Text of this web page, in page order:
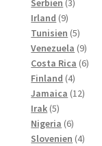
Serbien 3
Irland 99
produkter
Tunisien 55
Venezuela 99
Costa Rica 66
Finland 44
Jamaica 1212
Irak 55
produkter
Nigeria 66
Slovenien 44